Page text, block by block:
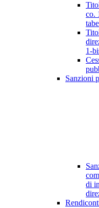
co.
1-
Sanzioni
di